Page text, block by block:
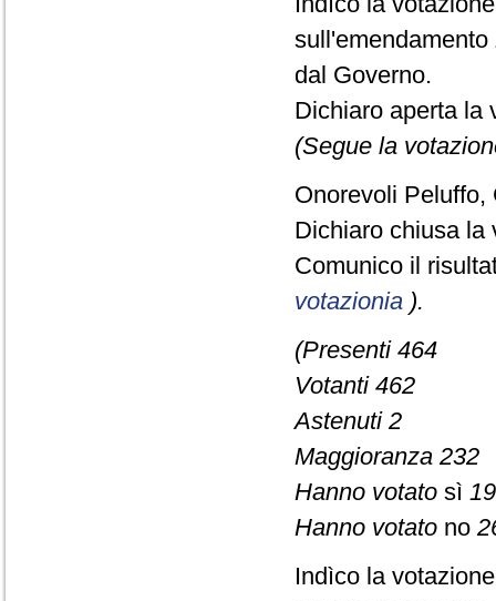
dal Governo.
Dichiaro aperta la
(Segue la
Onorevoli Peluffo,
Dichiaro chiusa la
Comunico il
votazionia ).
(Presenti 464
Votanti 462
Astenuti 2
Maggioranza 232
Hanno votato sì
Hanno votato no
Indìco la